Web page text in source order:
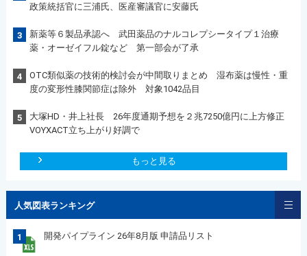
政策統括官に三浦氏、医産審議官に安藤氏
3
新薬等６製品承認へ 武田薬品のナルコレプシータイプ１治療
薬・オーゼイフル錠など 第一部会が了承
4
OTC類似薬の技術的検討会が中間取りまとめ 湿布薬は慢性・重
度の変形性膝関節症は除外 対象1042品目
5
大塚HD・井上社長 26年度通期予想を２兆7250億円に上方修正
VOYXACT立ち上がり好調で
もっと見る
人気図表ランキング
1 開発パイプライン 26年8月版 申請品リスト